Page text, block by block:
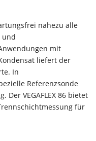
nahezu alle
und
mit
liefert der
In
Referenzsonde
VEGAFLEX 86 bietet
für